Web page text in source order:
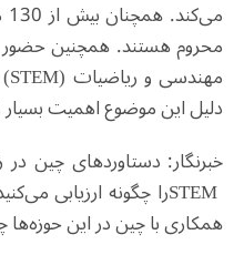
محروم هستند. همچنین حضور
مهندسی و ریاضیات (STEM
دلیل این موضوع اهمیت بسیار
خبرنگار: دستاوردهای چین
STEMرا چگونه ارزیابی
همکاری با چین در این